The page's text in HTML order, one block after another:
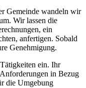
Gemeinde wandeln wir
Wir lassen die
ein
anfertigen. Sobald
Genehmigung.
ein. Ihr
in Bezug
die Umgebung